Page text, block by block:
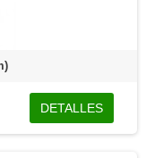
DETALLES